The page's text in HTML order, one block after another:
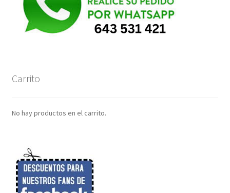
Carrito
No hay productos en el carrito.